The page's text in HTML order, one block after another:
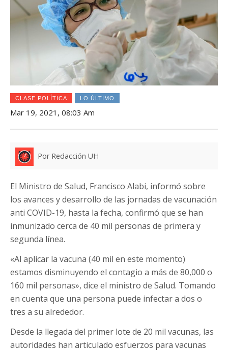
CLASE POLÍTICA LO ÚLTIMO
Mar 19, 2021, 08:03 Am
Por Redacción UH
El Ministro de Salud, Francisco Alabi, informó sobre
los avances y desarrollo de las jornadas de vacunación
anti COVID-19, hasta la fecha, confirmó que se han
inmunizado cerca de 40 mil personas de primera y
segunda línea.
«Al aplicar la vacuna (40 mil en este momento)
estamos disminuyendo el contagio a más de 80,000 o
160 mil personas», dice el ministro de Salud. Tomando
en cuenta que una persona puede infectar a dos o
tres a su alrededor.
Desde la llegada del primer lote de 20 mil vacunas, las
autoridades han articulado esfuerzos para vacunas